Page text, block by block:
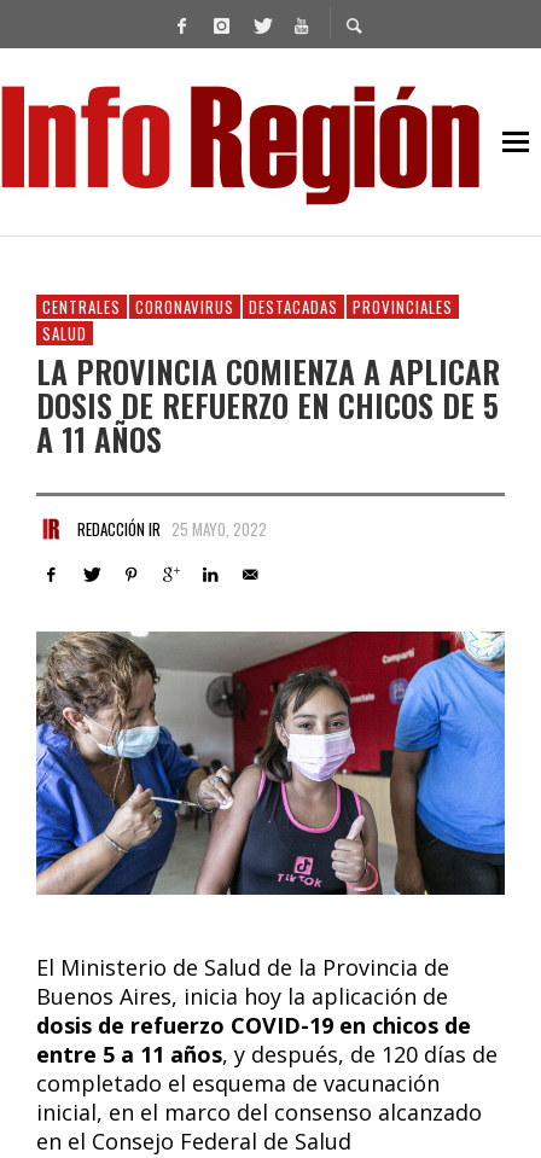
CENTRALES CORONAVIRUS DESTACADAS
PROVINCIALES
SALUD
LA PROVINCIA COMIENZA A APLICAR
DOSIS DE REFUERZO EN CHICOS DE 5
A 11 AÑOS
REDACCIÓN IR 25 MAYO, 2022
El Ministerio de Salud de la Provincia de
Buenos Aires, inicia hoy la aplicación de
dosis de refuerzo COVID-19 en chicos de
entre 5 a 11 años, y después, de 120 días de
completado el esquema de vacunación
inicial, en el marco del consenso alcanzado
en el Consejo Federal de Salud